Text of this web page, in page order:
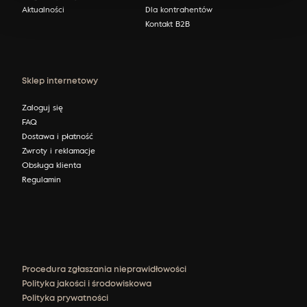
Aktualności
Dla kontrahentów
Kontakt B2B
Sklep internetowy
Zaloguj się
FAQ
Dostawa i płatność
Zwroty i reklamacje
Obsługa klienta
Regulamin
Procedura zgłaszania nieprawidłowości
Polityka jakości i środowiskowa
Polityka prywatności